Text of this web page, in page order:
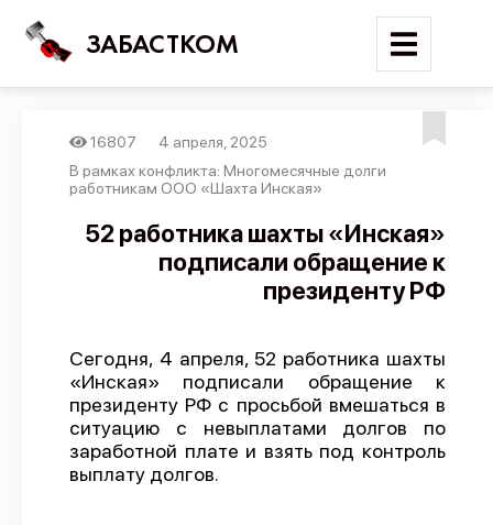
ЗАБАСТКОМ
Войти
Поиск
Новости
Карта событий
Отчеты
Предложить публикацию
Справочник
16807
4 апреля, 2025
В рамках конфликта: Многомесячные долги
работникам ООО «Шахта Инская»
52 работника шахты «Инская»
подписали обращение к
президенту РФ
Сегодня, 4 апреля, 52 работника шахты
«Инская» подписали обращение к
президенту РФ с просьбой вмешаться в
ситуацию с невыплатами долгов по
заработной плате и взять под контроль
выплату долгов.